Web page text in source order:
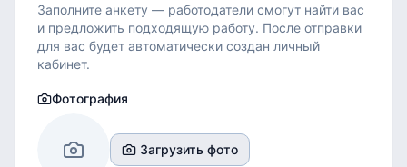
Заполните анкету — работодатели смогут найти вас
и предложить подходящую работу. После отправки
для вас будет автоматически создан личный
кабинет.
Фотография
Загрузить фото